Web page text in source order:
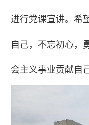
进行党课宣讲。希
自己，不忘初心，
会主义事业贡献自